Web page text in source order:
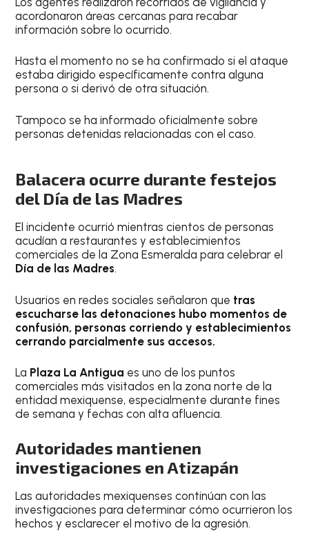
acordonaron áreas cercanas para recabar
información sobre lo ocurrido.
Hasta el momento no se ha confirmado si el ataque
estaba dirigido específicamente contra alguna
persona o si derivó de otra situación.
Tampoco se ha informado oficialmente sobre
personas detenidas relacionadas con el caso.
Balacera ocurre durante festejos
del Día de las Madres
El incidente ocurrió mientras cientos de personas
acudían a restaurantes y establecimientos
comerciales de la Zona Esmeralda para celebrar el
Día de las Madres.
Usuarios en redes sociales señalaron que tras
escucharse las detonaciones hubo momentos de
confusión, personas corriendo y establecimientos
cerrando parcialmente sus accesos.
La Plaza La Antigua es uno de los puntos
comerciales más visitados en la zona norte de la
entidad mexiquense, especialmente durante fines
de semana y fechas con alta afluencia.
Autoridades mantienen
investigaciones en Atizapán
Las autoridades mexiquenses continúan con las
investigaciones para determinar cómo ocurrieron los
hechos y esclarecer el motivo de la agresión.